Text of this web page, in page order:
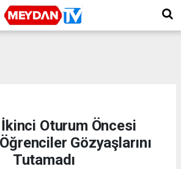
İkinci Oturum Öncesi
Gözyaşlarını
Tutamadı